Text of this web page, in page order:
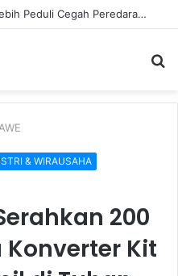
Pemkab Tuban Ajak Warga Lebih Peduli Cegah Peredaran Rokok Ilegal
& WIRAUSAHA
200
Konverter Kit